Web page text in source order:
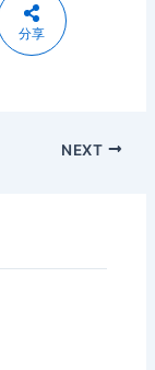
分享
NEXT